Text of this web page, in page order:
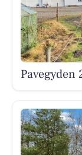
Pavegyden